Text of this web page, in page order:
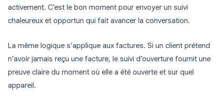
activement. C’est le bon moment pour envoyer un suivi
chaleureux et opportun qui fait avancer la conversation.
La même logique s’applique aux factures. Si un client prétend
n’avoir jamais reçu une facture, le suivi d’ouverture fournit une
preuve claire du moment où elle a été ouverte et sur quel
appareil.